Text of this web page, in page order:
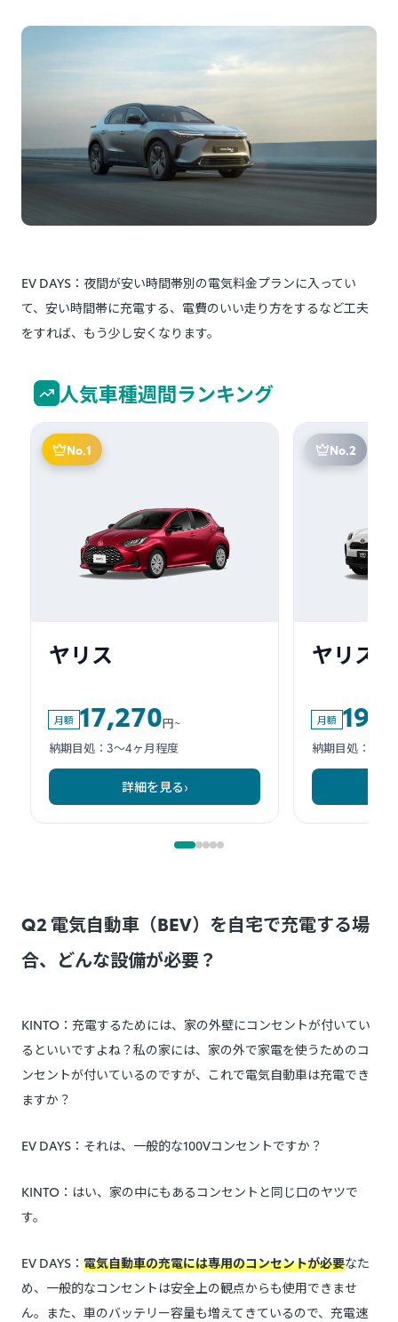
EV DAYS：夜間が安い時間帯別の電気料金プランに入ってい
て、安い時間帯に充電する、電費のいい走り方をするなど工夫
をすれば、もう少し安くなります。
Q2 電気自動車（BEV）を自宅で充電する場
合、どんな設備が必要？
KINTO：充電するためには、家の外壁にコンセントが付いてい
るといいですよね？私の家には、家の外で家電を使うためのコ
ンセントが付いているのですが、これで電気自動車は充電でき
ますか？
EV DAYS：それは、一般的な100Vコンセントですか？
KINTO：はい、家の中にもあるコンセントと同じ口のヤツで
す。
EV DAYS： 電気自動車の充電には専用のコンセントが必要なた
め、一般的なコンセントは安全上の観点からも使用できませ
ん。また、車のバッテリー容量も増えてきているので、充電速